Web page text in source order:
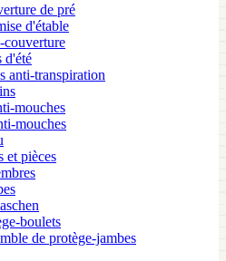
de pré
d'étable
couverture
d'été
anti-transpiration
mouches
mouches
et pièces
boulets
de protège-jambes